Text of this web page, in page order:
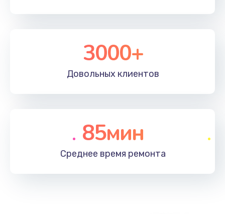
3000+
Довольных клиентов
85мин
Среднее время ремонта